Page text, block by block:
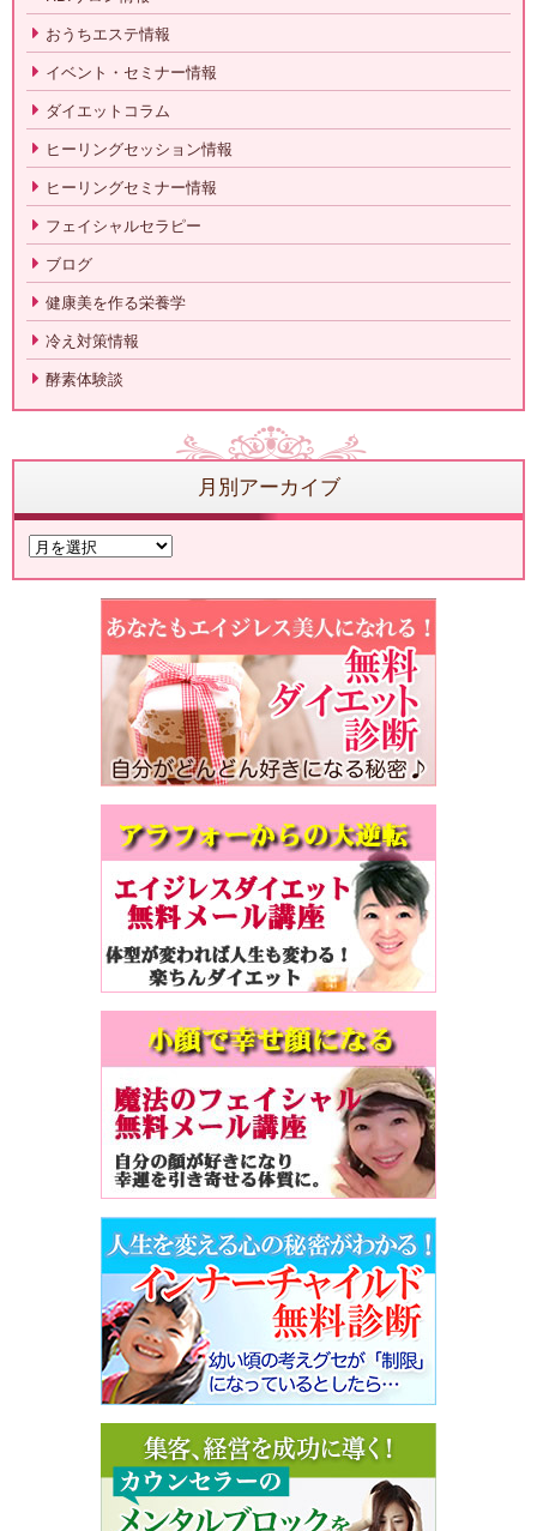
おうちエステ情報
イベント・セミナー情報
ダイエットコラム
ヒーリングセッション情報
ヒーリングセミナー情報
フェイシャルセラピー
ブログ
健康美を作る栄養学
冷え対策情報
酵素体験談
月別アーカイブ
月
別
ア